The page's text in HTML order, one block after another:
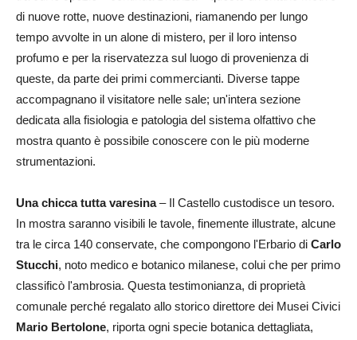
di nuove rotte, nuove destinazioni, riamanendo per lungo
tempo avvolte in un alone di mistero, per il loro intenso
profumo e per la riservatezza sul luogo di provenienza di
queste, da parte dei primi commercianti. Diverse tappe
accompagnano il visitatore nelle sale; un'intera sezione
dedicata alla fisiologia e patologia del sistema olfattivo che
mostra quanto è possibile conoscere con le più moderne
strumentazioni.
Una chicca tutta varesina– Il Castello custodisce un tesoro.
In mostra saranno visibili le tavole, finemente illustrate, alcune
tra le circa 140 conservate, che compongono l'Erbario di Carlo
Stucchi, noto medico e botanico milanese, colui che per primo
classificò l'ambrosia. Questa testimonianza, di proprietà
comunale perché regalato allo storico direttore dei Musei Civici
Mario Bertolone, riporta ogni specie botanica dettagliata,